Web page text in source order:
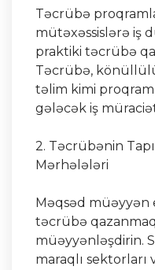
Təcrübə
mütəxəssislərə iş
praktiki təcrübə
Təcrübə,
təlim kimi
gələcək iş
2. Təcrübənin
Mərhələləri
Məqsəd müəyyən
təcrübə
müəyyənləşdirin.
maraqlı sektorları